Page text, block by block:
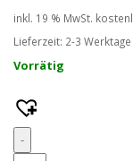
inkl. 19 % MwSt.
Lieferzeit: 2-3 Werktage
Vorrätig
-